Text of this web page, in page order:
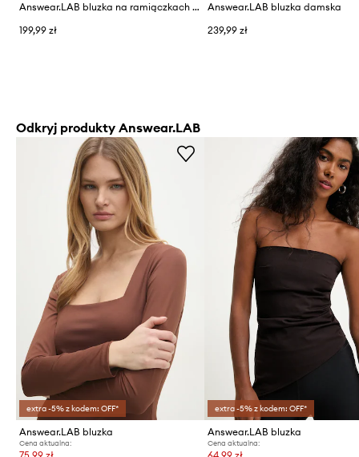
Answear.LAB bluzka na ramiączkach damska z wiskozą
199,99 zł
Answear.LAB bluzka damska
239,99 zł
Odkryj produkty Answear.LAB
extra -5% z kodem: OFF*
Answear.LAB bluzka
Cena aktualna:
extra -5% z kodem: OFF*
Answear.LAB bluzka
Cena aktualna: